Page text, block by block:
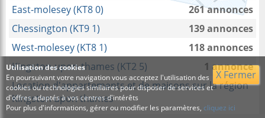
East-molesey (KT8 0)
261 annonces
Chessington (KT9 1)
139 annonces
West-molesey (KT8 1)
118 annonces
Kingston-upon-thames (KT2 5)
1 annonce
Location d'appartements et de maisons sur la région
Kingston upon thames
X Fermer
Utilisation des cookies
En poursuivant votre navigation vous acceptez l'utilisation des
cookies ou technologies similaires pour disposer de services et
d'offres adaptés à vos centres d'intérêts
Pour plus d'informations, gérer ou modifier les paramètres, cliquez ici